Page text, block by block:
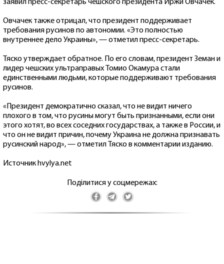
заявил пресс-секретарь чешского президента Иржи Овчачек.
Овчачек также отрицал, что президент поддерживает
требования русинов по автономии. «Это полностью
внутреннее дело Украины», — отметил пресс-секретарь.
Тяско утверждает обратное. По его словам, президент Земан и
лидер чешских ультраправых Томио Окамура стали
единственными людьми, которые поддерживают требования
русинов.
«Президент демократично сказал, что не видит ничего
плохого в том, что русины могут быть признанными, если они
этого хотят, во всех соседних государствах, а также в России, и
что он не видит причин, почему Украина не должна признавать
русинский народ», — отметил Тяско в комментарии изданию.
Источник hvylya.net
Поділитися у соцмережах: